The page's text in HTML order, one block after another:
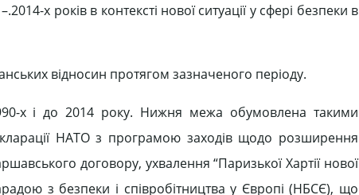
х років в контексті нової ситуації у сфері безпеки в
відносин протягом зазначеного періоду.
х і до 2014 року. Нижня межа обумовлена такими
НАТО з програмою заходів щодо розширення
договору, ухвалення “Паризької Хартії нової
з безпеки і співробітництва у Європі (НБСЄ), що